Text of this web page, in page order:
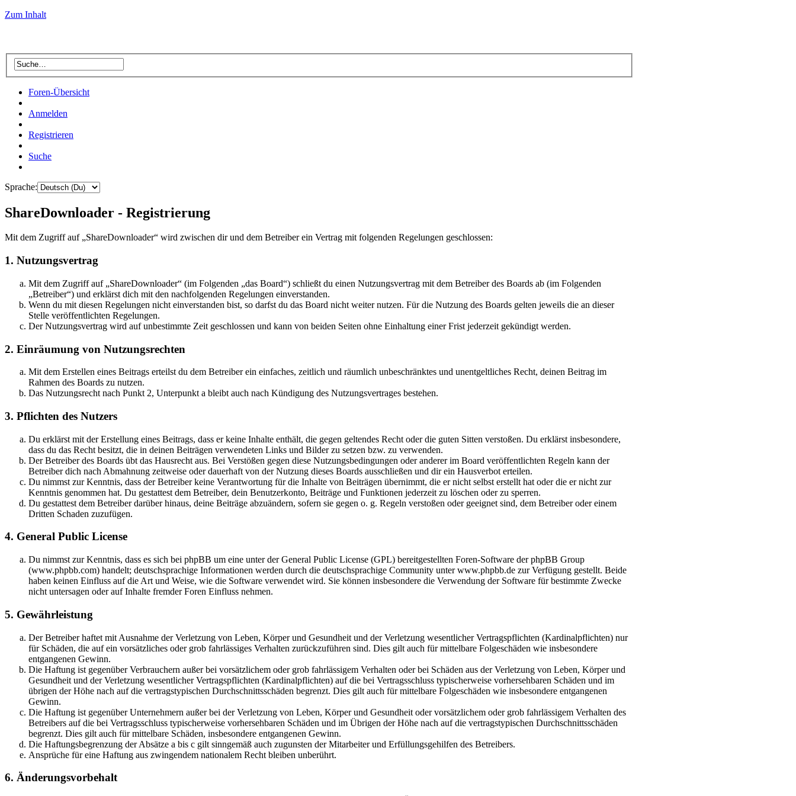
Zum Inhalt
Foren-Übersicht
Anmelden
Registrieren
Suche
Sprache:
ShareDownloader - Registrierung
Mit dem Zugriff auf „ShareDownloader“ wird zwischen dir und dem Betreiber ein Vertrag mit folgenden Regelungen geschlossen:
1. Nutzungsvertrag
Mit dem Zugriff auf „ShareDownloader“ (im Folgenden „das Board“) schließt du einen Nutzungsvertrag mit dem Betreiber des Boards ab (im Folgenden
„Betreiber“) und erklärst dich mit den nachfolgenden Regelungen einverstanden.
Wenn du mit diesen Regelungen nicht einverstanden bist, so darfst du das Board nicht weiter nutzen. Für die Nutzung des Boards gelten jeweils die an dieser
Stelle veröffentlichten Regelungen.
Der Nutzungsvertrag wird auf unbestimmte Zeit geschlossen und kann von beiden Seiten ohne Einhaltung einer Frist jederzeit gekündigt werden.
2. Einräumung von Nutzungsrechten
Mit dem Erstellen eines Beitrags erteilst du dem Betreiber ein einfaches, zeitlich und räumlich unbeschränktes und unentgeltliches Recht, deinen Beitrag im
Rahmen des Boards zu nutzen.
Das Nutzungsrecht nach Punkt 2, Unterpunkt a bleibt auch nach Kündigung des Nutzungsvertrages bestehen.
3. Pflichten des Nutzers
Du erklärst mit der Erstellung eines Beitrags, dass er keine Inhalte enthält, die gegen geltendes Recht oder die guten Sitten verstoßen. Du erklärst insbesondere,
dass du das Recht besitzt, die in deinen Beiträgen verwendeten Links und Bilder zu setzen bzw. zu verwenden.
Der Betreiber des Boards übt das Hausrecht aus. Bei Verstößen gegen diese Nutzungsbedingungen oder anderer im Board veröffentlichten Regeln kann der
Betreiber dich nach Abmahnung zeitweise oder dauerhaft von der Nutzung dieses Boards ausschließen und dir ein Hausverbot erteilen.
Du nimmst zur Kenntnis, dass der Betreiber keine Verantwortung für die Inhalte von Beiträgen übernimmt, die er nicht selbst erstellt hat oder die er nicht zur
Kenntnis genommen hat. Du gestattest dem Betreiber, dein Benutzerkonto, Beiträge und Funktionen jederzeit zu löschen oder zu sperren.
Du gestattest dem Betreiber darüber hinaus, deine Beiträge abzuändern, sofern sie gegen o. g. Regeln verstoßen oder geeignet sind, dem Betreiber oder einem
Dritten Schaden zuzufügen.
4. General Public License
Du nimmst zur Kenntnis, dass es sich bei phpBB um eine unter der General Public License (GPL) bereitgestellten Foren-Software der phpBB Group
(www.phpbb.com) handelt; deutschsprachige Informationen werden durch die deutschsprachige Community unter www.phpbb.de zur Verfügung gestellt. Beide
haben keinen Einfluss auf die Art und Weise, wie die Software verwendet wird. Sie können insbesondere die Verwendung der Software für bestimmte Zwecke
nicht untersagen oder auf Inhalte fremder Foren Einfluss nehmen.
5. Gewährleistung
Der Betreiber haftet mit Ausnahme der Verletzung von Leben, Körper und Gesundheit und der Verletzung wesentlicher Vertragspflichten (Kardinalpflichten) nur
für Schäden, die auf ein vorsätzliches oder grob fahrlässiges Verhalten zurückzuführen sind. Dies gilt auch für mittelbare Folgeschäden wie insbesondere
entgangenen Gewinn.
Die Haftung ist gegenüber Verbrauchern außer bei vorsätzlichem oder grob fahrlässigem Verhalten oder bei Schäden aus der Verletzung von Leben, Körper und
Gesundheit und der Verletzung wesentlicher Vertragspflichten (Kardinalpflichten) auf die bei Vertragsschluss typischerweise vorhersehbaren Schäden und im
übrigen der Höhe nach auf die vertragstypischen Durchschnittsschäden begrenzt. Dies gilt auch für mittelbare Folgeschäden wie insbesondere entgangenen
Gewinn.
Die Haftung ist gegenüber Unternehmern außer bei der Verletzung von Leben, Körper und Gesundheit oder vorsätzlichem oder grob fahrlässigem Verhalten des
Betreibers auf die bei Vertragsschluss typischerweise vorhersehbaren Schäden und im Übrigen der Höhe nach auf die vertragstypischen Durchschnittsschäden
begrenzt. Dies gilt auch für mittelbare Schäden, insbesondere entgangenen Gewinn.
Die Haftungsbegrenzung der Absätze a bis c gilt sinngemäß auch zugunsten der Mitarbeiter und Erfüllungsgehilfen des Betreibers.
Ansprüche für eine Haftung aus zwingendem nationalem Recht bleiben unberührt.
6. Änderungsvorbehalt